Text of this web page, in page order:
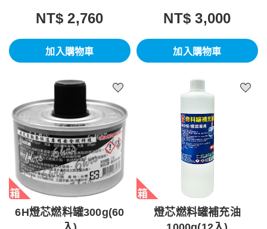
NT$ 2,760
加入購物車
NT$ 3,000
加入購物車
6H燈芯燃料罐300g(60
燈芯燃料罐補充油